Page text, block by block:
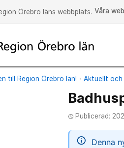
Örebro läns webbplats. Våra
till Region Örebro län! Aktuellt
access_time Publicerad:
Denna